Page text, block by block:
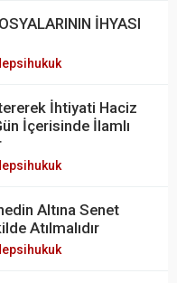
İHYASI
İhtiyati Haciz
İçerisinde İlamlı
Altına Senet
Atılmalıdır